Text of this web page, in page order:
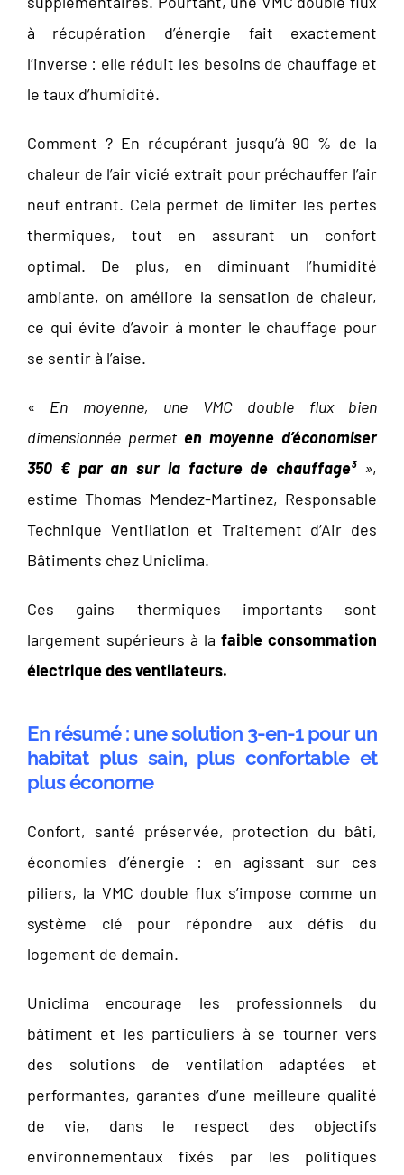
à récupération d’énergie fait exactement
l’inverse : elle réduit les besoins de chauffage et
le taux d’humidité.
Comment ? En récupérant jusqu’à 90 % de la
chaleur de l’air vicié extrait pour préchauffer l’air
neuf entrant. Cela permet de limiter les pertes
thermiques, tout en assurant un confort
optimal. De plus, en diminuant l’humidité
ambiante, on améliore la sensation de chaleur,
ce qui évite d’avoir à monter le chauffage pour
se sentir à l’aise.
« En moyenne, une VMC double flux bien
dimensionnée permet en moyenne d’économiser
350 € par an sur la facture de chauffage³»,
estime Thomas Mendez-Martinez, Responsable
Technique Ventilation et Traitement d’Air des
Bâtiments chez Uniclima.
Ces gains thermiques importants sont
largement supérieurs à lafaible consommation
électrique des ventilateurs.
En résumé : une solution 3-en-1 pour un
habitat plus sain, plus confortable et
plus économe
Confort, santé préservée, protection du bâti,
économies d’énergie : en agissant sur ces
piliers, la VMC double flux s’impose comme un
système clé pour répondre aux défis du
logement de demain.
Uniclima encourage les professionnels du
bâtiment et les particuliers à se tourner vers
des solutions de ventilation adaptées et
performantes, garantes d’une meilleure qualité
de vie, dans le respect des objectifs
environnementaux fixés par les politiques